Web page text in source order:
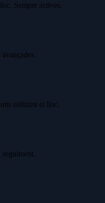
Sempre actives.
utilitzen el lloc.